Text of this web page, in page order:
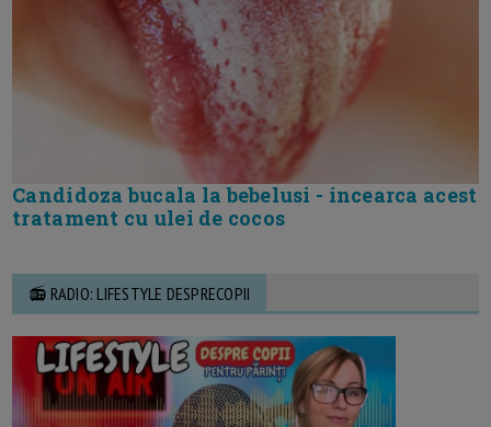
Candidoza bucala la bebelusi - incearca acest
tratament cu ulei de cocos
📻 RADIO: LIFESTYLE DESPRECOPII